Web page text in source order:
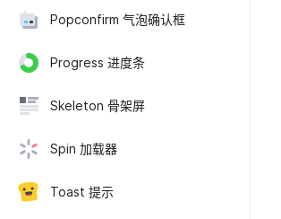
Popconfirm 气泡确认框
Progress 进度条
Skeleton 骨架屏
Spin 加载器
Toast 提示